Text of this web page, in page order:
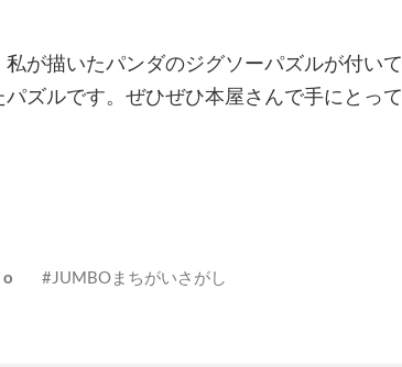
が描いたパンダのジグソーパズルが付いて
ズルです。ぜひぜひ本屋さんで手にとって
JUMBOまちがいさがし